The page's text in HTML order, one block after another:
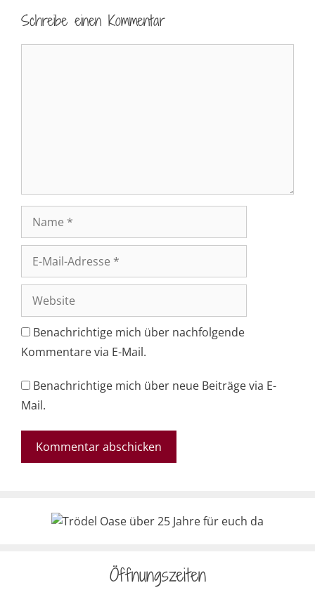
Schreibe einen Kommentar
Mail-
Adresse
Website
Benachrichtige mich über nachfolgende
Kommentare via E-Mail.
Benachrichtige mich über neue Beiträge via E-
Mail.
Öffnungszeiten